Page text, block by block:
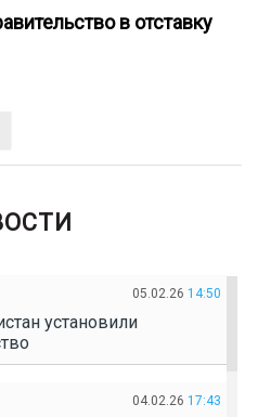
в отставку
05.02.26 14:50
установили
04.02.26 17:43